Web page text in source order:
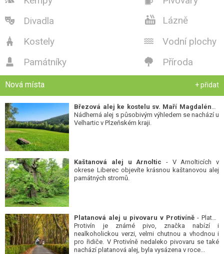
 Divadla  Lázně
 Kostely  Vodní plochy
 Památníky  Příroda
Nová místa + přidat
Březová alej ke kostelu sv. Maří Magdalény-
Nádherná alej s působivým výhledem se nachází u
Velhartic v Plzeňském kraji.
Kaštanová alej u Arnoltic - V Arnolticích v
okrese Liberec objevíte krásnou kaštanovou alej
památných stromů.
Platanová alej u pivovaru v Protivíně - Platan
Protivín je známé pivo, značka nabízí i
nealkoholickou verzi, velmi chutnou a vhodnou i
pro řidiče. V Protivíně nedaleko pivovaru se také
nachází platanová alej, byla vysázena v roce...